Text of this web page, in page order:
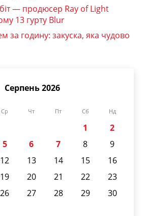
— продюсер Ray of Light
13 гурту Blur
за годину: закуска, яка чудово
Серпень 2026
Ср Чт Пт Сб Нд
1
2
5 6 7 8
9
12 13 14 15
16
19 20 21 22
23
26 27 28 29
30